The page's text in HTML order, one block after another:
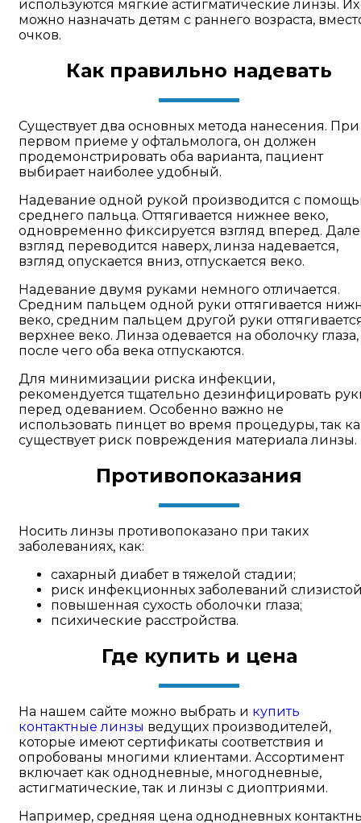
используются мягкие астигматические линзы. Их
можно назначать детям с раннего возраста,
очков.
Как правильно надевать
Существует два основных метода нанесения. При
первом приеме у офтальмолога, он должен
продемонстрировать оба варианта, пациент
выбирает наиболее удобный.
Надевание одной рукой производится с
среднего пальца. Оттягивается нижнее веко,
одновременно фиксируется взгляд вперед.
взгляд переводится наверх, линза надевается,
взгляд опускается вниз, отпускается веко.
Надевание двумя руками немного отличается.
Средним пальцем одной руки оттягивается
веко, средним пальцем другой руки
верхнее веко. Линза одевается на оболочку глаза,
после чего оба века отпускаются.
Для минимизации риска инфекции,
рекомендуется тщательно дезинфицировать
перед одеванием. Особенно важно не
использовать пинцет во время процедуры, так
существует риск повреждения материала линзы.
Противопоказания
Носить линзы противопоказано при таких
заболеваниях, как:
сахарный диабет в тяжелой стадии;
риск инфекционных заболеваний
повышенная сухость оболочки глаза;
психические расстройства.
Где купить и цена
На нашем сайте можно выбрать и купить
контактные линзы ведущих производителей,
которые имеют сертификаты соответствия и
опробованы многими клиентами. Ассортимент
включает как однодневные, многодневные,
астигматические, так и линзы с диоптриями.
Например, средняя цена однодневных